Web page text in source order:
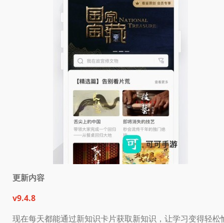
更新内容
v9.4.8
现在每天都能通过新知识卡片获取新知识，让学习变得轻松